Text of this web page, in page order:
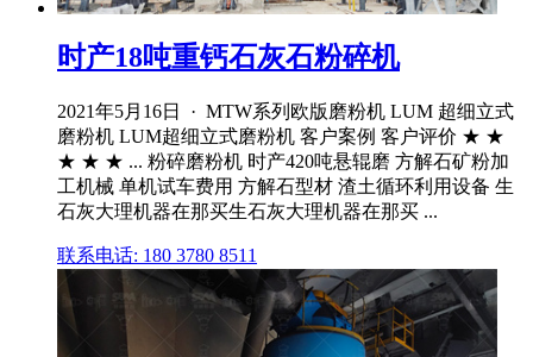
时产18吨重钙石灰石粉碎机
2021年5月16日 · MTW系列欧版磨粉机 LUM 超细立式
磨粉机 LUM超细立式磨粉机 客户案例 客户评价 ★ ★
★ ★ ★ ... 粉碎磨粉机 时产420吨悬辊磨 方解石矿粉加
工机械 单机试车费用 方解石型材 渣土循环利用设备 生
石灰大理机器在那买生石灰大理机器在那买 ...
联系电话: 180 3780 8511